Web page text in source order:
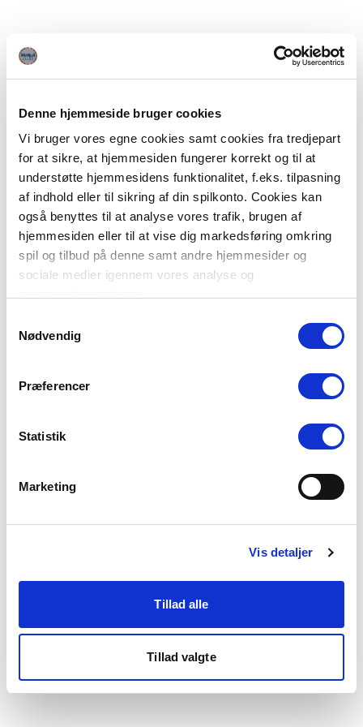
Denne hjemmeside bruger cookies
Vi bruger vores egne cookies samt cookies fra tredjepart
for at sikre, at hjemmesiden fungerer korrekt og til at
understøtte hjemmesidens funktionalitet, f.eks. tilpasning
af indhold eller til sikring af din spilkonto. Cookies kan
også benyttes til at analyse vores trafik, brugen af
hjemmesiden eller til at vise dig markedsføring omkring
spil og tilbud på denne samt andre hjemmesider og
sociale medier igennem vores analyse og
Du kan læse mere om vores brug af cookies under
"Detaljer" eller ved at klikke videre til vores Cookiepolitik,
Nødvendig
Præferencer
Statistik
Marketing
Vis detaljer
Tillad alle
Tillad valgte